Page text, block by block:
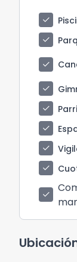
check
check
check
check
check
check
check
check
check